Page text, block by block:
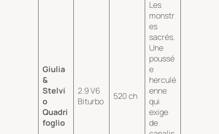
Giulia
&
Stelvi
o
Quadri
foglio
2.9 V6
Biturbo
520 ch
Les
monstr
es
sacrés.
Une
poussé
e
herculé
enne
qui
exige
de